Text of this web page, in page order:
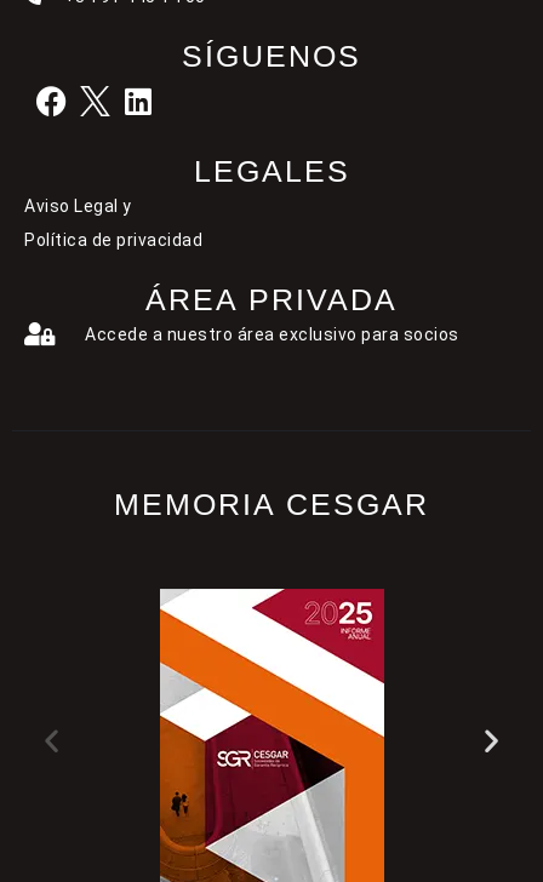
SÍGUENOS
LEGALES
Aviso Legal y
Política de privacidad
ÁREA PRIVADA
Accede a nuestro área exclusivo para socios
MEMORIA CESGAR